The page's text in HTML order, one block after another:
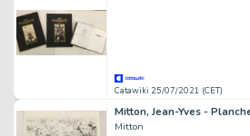
Catawiki 25/07/2021 (CET)
Mitton